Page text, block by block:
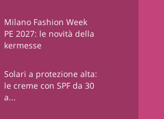
Milano Fashion Week
PE 2027: le novità della
kermesse
Solari a protezione alta:
le creme con SPF da 30
a...